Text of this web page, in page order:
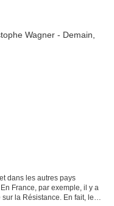
dans les autres pays
France, par exemple, il y a
la Résistance. En fait, le